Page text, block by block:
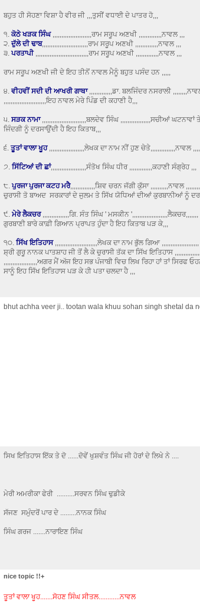
ਬਹੁਤ ਹੀ ਸੋਹਣਾ ਵਿਸ਼ਾ ਹੈ ਵੀਰ ਜੀ ,,,ਤੁਸੀਂ ਵਧਾਈ ਦੇ ਪਾਤਰ ਹੋ,,,
੧. ਕੋਠੇ ਖੜਕ ਸਿੰਘ,,,,,,,,,,,,,,,,,,,,,,ਰਾਮ ਸਰੂਪ ਅਣਖੀ ,,,,,,,,,,,,,ਨਾਵਲ ,,,
੨.ਦੁੱਲੇ ਦੀ ਢਾਬ,,,,,,,,,,,,,,,,,,,,,,,,,,ਰਾਮ ਸਰੂਪ ਅਣਖੀ ,,,,,,,,,,,,,ਨਾਵਲ ,,,
੩.ਪਰਤਾਪੀ,,,,,,,,,,,,,,,,,,,,,,,,,,,,,,ਰਾਮ ਸਰੂਪ ਅਣਖੀ ,,,,,,,,,,,,,ਨਾਵਲ ,,,
ਰਾਮ ਸਰੂਪ ਅਣਖੀ ਜੀ ਦੇ ਇਹ ਤੀਨੋਂ ਨਾਵਲ ਮੈਨੂੰ ਬਹੁਤ ਪਸੰਦ ਹਨ ,,,,,
੪.ਵੀਹਵੀਂ ਸਦੀ ਦੀ ਆਖਰੀ ਗਾਥਾ,,,,,,,,,,,,,ਡਾ. ਬਲਜਿੰਦਰ ਨਸਰਾਲੀ
,,,,,,,,,,,,,,,,,,,,,,,,ਇਹ ਨਾਵਲ ਮੇਰੇ ਪਿੰਡ ਦੀ ਕਹਾਣੀ ਹੈ,,,
੫. ਸੜਕ ਨਾਮਾ,,,,,,,,,,,,,,,,,,,,,,,,,ਬਲਦੇਵ ਸਿੰਘ ,,,,,,,,,,,,,,,,,ਸਚੀਆਂ ਘਟਨਾਵਾਂ
ਜਿੰਦਗੀ ਨੂੰ ਦਰਸਾਉਂਦੀ ਹੈ ਇਹ ਕਿਤਾਬ,,,
੬. ਤੂਤਾਂ ਵਾਲਾ ਖੂਹ,,,,,,,,,,,,,,,,,,,,ਲੇਖਕ ਦਾ ਨਾਮ ਨੀਂ ਹੁਣ ਚੇਤੇ,,,,,,,,,,,,,,ਨਾਵਲ
੭. ਸਿੱਟਿਆਂ ਦੀ ਛਾਂ,,,,,,,,,,,,,,,,,,,,ਸੰਤੋਖ ਸਿੰਘ ਧੀਰ ,,,,,,,,,,,,,ਕਹਾਣੀ ਸੰਗ੍ਰੇਹ ,,,
੮.ਪੁਰਜਾ ਪੁਰਜਾ ਕਟਹ ਮਰੈ,,,,,,,,,,,,,,ਸ਼ਿਵ ਚਰਨ ਜੱਗੀ ਕੁੱਸਾ ,,,,,,,,,,ਨਾਵਲ
ਚੁਰਾਸੀ ਤੋ ਬਾਅਦ ਸਰਕਾਰਾਂ ਦੇ ਜੁਲਮ ਤੇ ਸਿੱਖ ਯੋਧਿਆਂ ਦੀਆਂ ਕੁਰਬਾਨੀਆਂ ਨੂੰ
੯. ਮੇਰੇ ਲੈਕਚਰ,,,,,,,,,,,,,,,ਗਿ. ਸੰਤ ਸਿੰਘ ' ਮਸਕੀਨ ',,,,,,,,,,,,,,,,,,,,ਲੈਕਚਰ,,,,,,,
ਗੁਰਬਾਣੀ ਬਾਰੇ ਕਾਫ਼ੀ ਗਿਆਨ ਪ੍ਰਾਪਤ ਹੁੰਦਾ ਹੈ ਇਹ ਕਿਤਾਬ ਪੜ ਕੇ,,,
੧੦.ਸਿੱਖ ਇਤਿਹਾਸ,,,,,,,,,,,,,,,,,,,,,,,,ਲੇਖਕ ਦਾ ਨਾਮ ਭੁੱਲ ਗਿਆ ,,,,,,,,,,,,,,,,,,,,,
ਸ਼੍ਰੀ ਗੁਰੂ ਨਾਨਕ ਪਾਤਸ਼ਾਹ ਜੀ ਤੋਂ ਲੈ ਕੇ ਚੁਰਾਸੀ ਤੱਕ ਦਾ ਸਿੱਖ ਇਤਿਹਾਸ
,,,,,,,,,,,,,,,,,,,ਅਗਰ ਮੈਂ ਅੱਜ ਇਹ ਸਭ ਪੰਜਾਬੀ ਵਿਚ ਲਿਖ ਰਿਹਾ ਹਾਂ ਤਾਂ ਸਿਰਫ
ਸਾਨੂੰ ਇਹ ਸਿੱਖ ਇਤਿਹਾਸ ਪੜ ਕੇ ਹੀ ਪਤਾ ਚਲਦਾ ਹੈ ,,,
bhut achha veer ji.. tootan wala khuu sohan singh shetal da
ਸਿਖ ਇਤਿਹਾਸ ਇੱਕ ਤੇ ਦੋ ......ਦੋਵੇਂ ਖੁਸ਼ਵੰਤ ਸਿੰਘ ਜੀ ਹੋਰਾਂ ਦੇ ਲਿਖੇ ਨੇ ....
ਮੇਰੀ ਅਮਰੀਕਾ ਫੇਰੀ ..........ਸਰਵਨ ਸਿੰਘ ਢੁਡੀਕੇ
ਸੱਜਣ ਸਮੁੰਦਰੋਂ ਪਾਰ ਦੇ .........ਨਾਨਕ ਸਿੰਘ
ਸਿੰਘ ਗਰਜ .......ਨਾਰਾਇਣ ਸਿੰਘ
nice topic !!+
ਤੂਤਾਂ ਵਾਲਾ ਖੂਹ.......ਸੋਹਣ ਸਿੰਘ ਸੀਤਲ............ਨਾਵਲ